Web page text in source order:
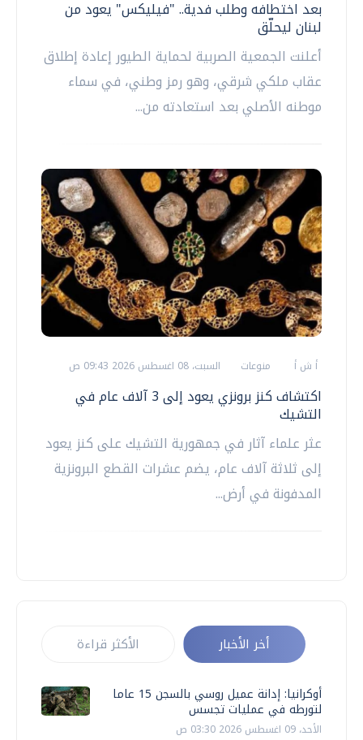
بعد اختطافه وطلب فدية.. "فيليكس" يعود من
لبنان ليحلّق
أعلنت الجمعية الصربية لحماية الطيور إعادة إطلاق
عقاب ملكي شرقي، وهو رمز وطني، في سماء
موطنه الأصلي بعد استعادته من...
أ ش أ منوعات السبت، 08 اغسطس 2026 09:43 ص
اكتشاف كنز برونزي يعود إلى 3 آلاف عام في
التشيك
عثر علماء آثار في جمهورية التشيك على كنز يعود
إلى ثلاثة آلاف عام، يضم عشرات القطع البرونزية
المدفونة في أرض...
أخر الأخبار الأكثر قراءة
أوكرانيا: إدانة عميل روسي بالسجن 15 عاما
لتورطه في عمليات تجسس
الأحد، 09 اغسطس 2026 03:30 ص